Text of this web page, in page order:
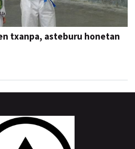
txanpa, asteburu honetan